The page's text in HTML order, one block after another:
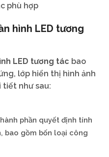
phù hợp
hình LED tương
LED tương tác bao
lớp hiển thị hình ảnh
tiết như sau:
phần quyết định tính
bao gồm bốn loại công